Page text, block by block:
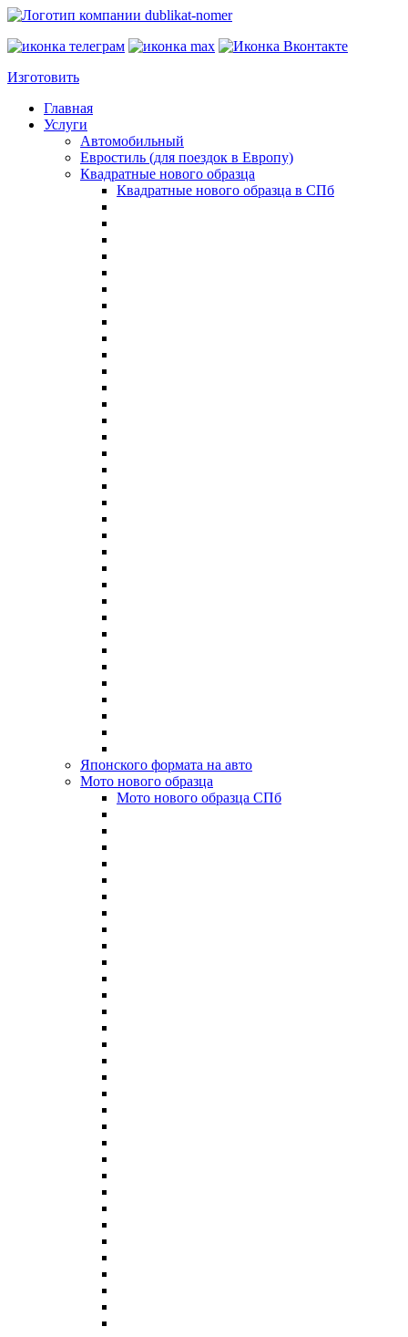
Изготовить
Главная
Услуги
Автомобильный
Евростиль (для поездок в Европу)
Квадратные нового образца
Квадратные нового образца в СПб
Японского формата на авто
Мото нового образца
Мото нового образца СПб